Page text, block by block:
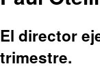
El director
trimestre.